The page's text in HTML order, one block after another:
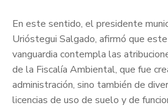
En este sentido, el presidente
Urióstegui Salgado, afirmó que
vanguardia contempla las
de la Fiscalía Ambiental, que fue
administración, sino también de
licencias de uso de suelo y de